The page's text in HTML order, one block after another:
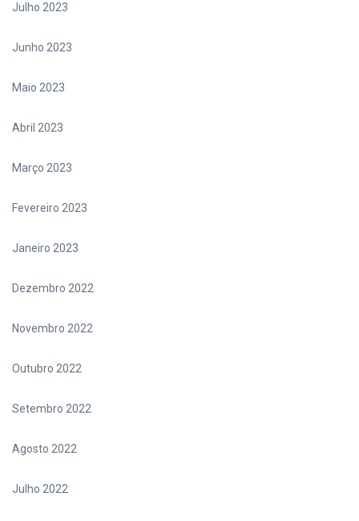
Julho 2023
Junho 2023
Maio 2023
Abril 2023
Março 2023
Fevereiro 2023
Janeiro 2023
Dezembro 2022
Novembro 2022
Outubro 2022
Setembro 2022
Agosto 2022
Julho 2022